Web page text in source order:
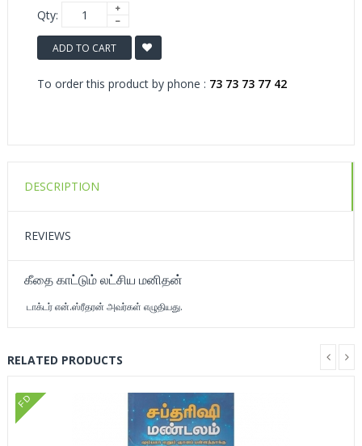
Qty:
ADD TO CART
To order this product by phone : 73 73 73 77 42
DESCRIPTION
REVIEWS
கீதை காட்டும் லட்சிய மனிதன்
டாக்டர் என்.ஸ்ரீதரன் அவர்கள் எழுதியது.
RELATED PRODUCTS
FD